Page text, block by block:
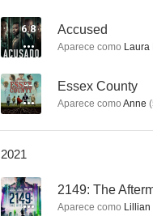
7.9
6.8 Accused
Aparece como Laura
-- Essex County
Aparece como Anne (
2021
-- 2149: The
Aparece como Lillian